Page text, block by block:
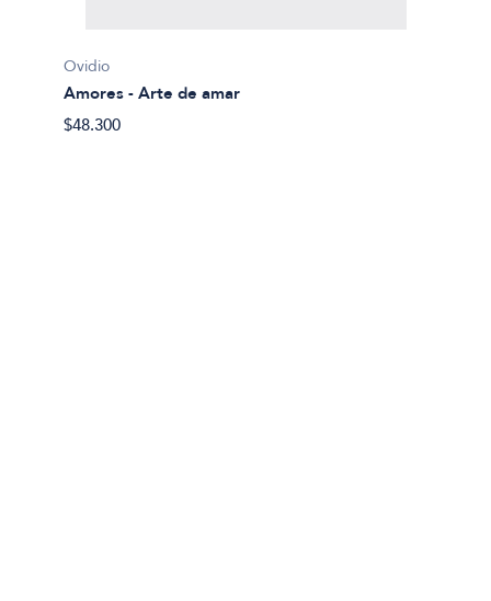
Ovidio
Amores - Arte de amar
$48.300